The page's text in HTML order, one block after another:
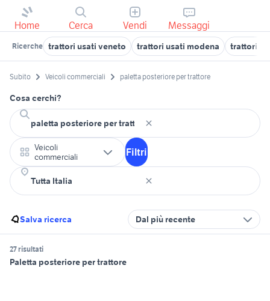
Home Cerca Vendi Messaggi
Ricerche trattori usati veneto trattori usati modena trattori
Subito Veicoli commerciali paletta posteriore per trattore
Cosa cerchi?
Veicoli
commerciali
Filtri
Salva ricerca Dal più recente
27 risultati
Paletta posteriore per trattore